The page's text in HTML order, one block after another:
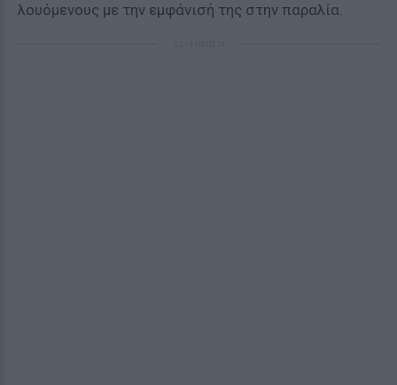
λουόμενους με την εμφάνισή της στην παραλία.